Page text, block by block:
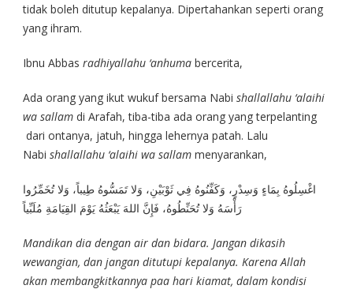
tidak boleh ditutup kepalanya. Dipertahankan seperti orang
yang ihram.
Ibnu Abbas radhiyallahu ‘anhuma bercerita,
Ada orang yang ikut wukuf bersama Nabi shallallahu ‘alaihi
wa sallam di Arafah, tiba-tiba ada orang yang terpelanting
dari ontanya, jatuh, hingga lehernya patah. Lalu
Nabi shallallahu ‘alaihi wa sallam menyarankan,
اغْسِلُوهُ بِمَاءٍ وَسِدْرٍ، وَكَفِّنُوهُ فِي ثَوْبَيْنِ، وَلا تَمَسُّوهُ طِيباً، وَلا تُخَمِّرُوا
رَأْسَهُ وَلا تُحَنِّطُوهُ، فَإِنَّ اللهَ يَبْعَثُهُ يَوْمَ القِيَامَةِ مُلَبِّياً
Mandikan dia dengan air dan bidara. Jangan dikasih
wewangian, dan jangan ditutupi kepalanya. Karena Allah
akan membangkitkannya paa hari kiamat, dalam kondisi